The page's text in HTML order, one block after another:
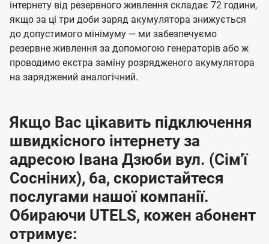
інтернету від резервного живлення складає 72 години,
якщо за ці три доби заряд акумулятора знижується
до допустимого мінімуму — ми забезпечуємо
резервне живлення за допомогою генераторів або ж
проводимо екстра заміну розрядженого акумулятора
на заряджений аналогічний.
Якщо Вас цікавить підключення
швидкісного інтернету за
адресою Івана Дзюби вул. (Сім'ї
Сосніних), 6а, скористайтеся
послугами нашої компанії.
Обираючи UTELS, кожен абонент
отримує: